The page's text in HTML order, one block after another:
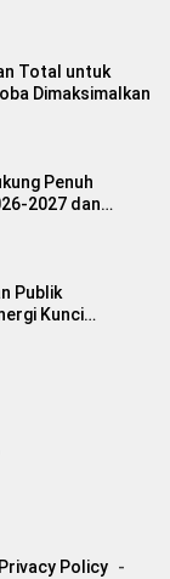
Total untuk
Dimaksimalkan
Penuh
2027 dan
Publik
Kunci
Privacy Policy